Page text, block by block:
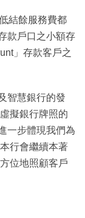
結餘服務費都
款戶口之小額存
」存款客戶之
智慧銀行的發
擬銀行牌照的
一步體現我們為
行會繼續本著
位地照顧客戶